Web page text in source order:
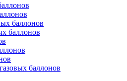
баллонов
баллонов
баллонов